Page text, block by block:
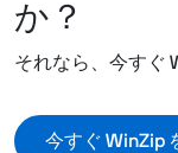
か？
それなら、今すぐ
今すぐ WinZip